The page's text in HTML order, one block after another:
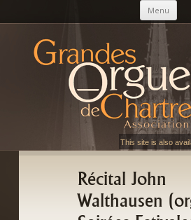
Menu
AGOC
Les Grandes Orgues de Chartres
This site is also
Récital John
Walthausen